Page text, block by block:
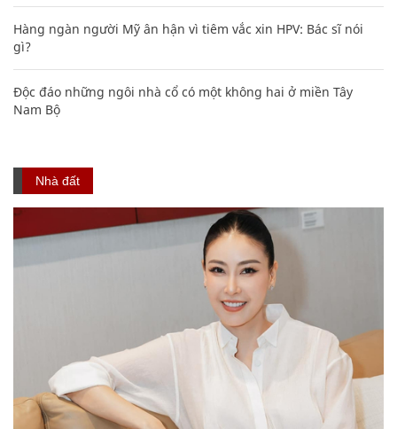
Hàng ngàn người Mỹ ân hận vì tiêm vắc xin HPV: Bác sĩ nói
gì?
Độc đáo những ngôi nhà cổ có một không hai ở miền Tây
Nam Bộ
Nhà đất